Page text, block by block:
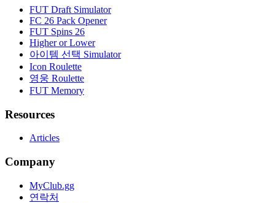
FUT Draft Simulator
FC 26 Pack Opener
FUT Spins 26
Higher or Lower
아이템 선택 Simulator
Icon Roulette
영웅 Roulette
FUT Memory
Resources
Articles
Company
MyClub.gg
연락처